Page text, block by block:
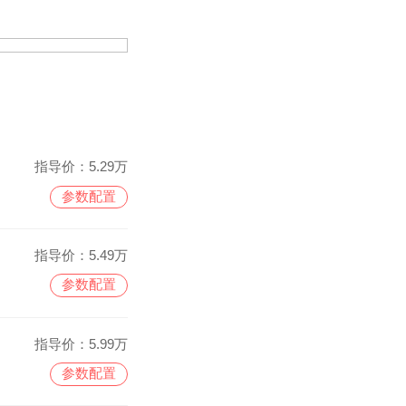
指导价： 5.29万
参数配置
指导价： 5.49万
参数配置
指导价： 5.99万
参数配置